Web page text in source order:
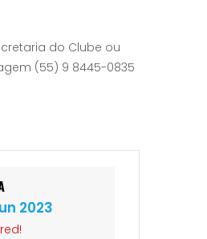
do Clube ou
(55) 9 8445-0835
2023